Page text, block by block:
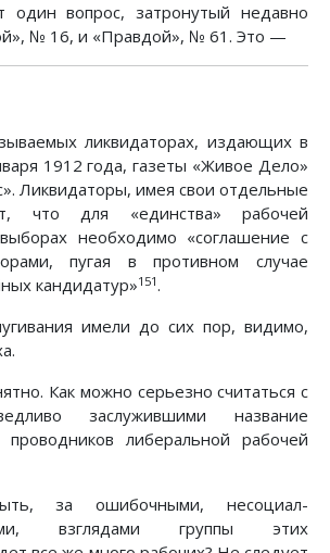
один вопрос, затронутый недавно
№ 16, и «Правдой», № 61. Это —
ликвидаторах, издающих в
1912 года, газеты «Живое Дело»
Ликвидаторы, имея свои отдельные
что для «единства» рабочей
необходимо «соглашение с
пугая в противном случае
кандидатур»151.
имели до сих пор, видимо,
Как можно серьезно считаться с
заслужившими название
либеральной рабочей
за ошибочными, несоциал-
взглядами группы этих